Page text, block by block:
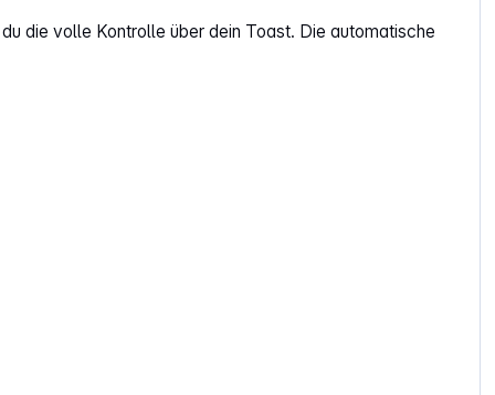
die volle Kontrolle über dein Toast. Die automatische